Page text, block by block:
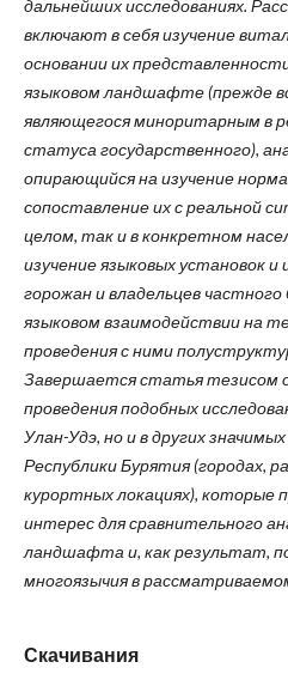
дальнейших исследованиях.
включают в себя изучение
основании их
языковом ландшафте (прежде
являющегося миноритарным в
статуса государственного),
опирающийся на изучение
сопоставление их с реальной
целом, так и в конкретном
изучение языковых установок и
горожан и владельцев
языковом взаимодействии на
проведения с ними
Завершается статья тезисом
проведения подобных
Улан-Удэ, но и в других
Республики Бурятия (городах,
курортных локациях),
интерес для сравнительного
ландшафта и, как результат,
многоязычия в
Скачивания